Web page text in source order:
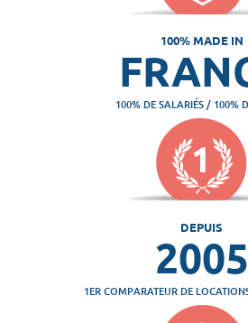
100% MADE IN
100% DE SALARIÉS / 100%
DEPUIS
2005
1ER COMPARATEUR DE